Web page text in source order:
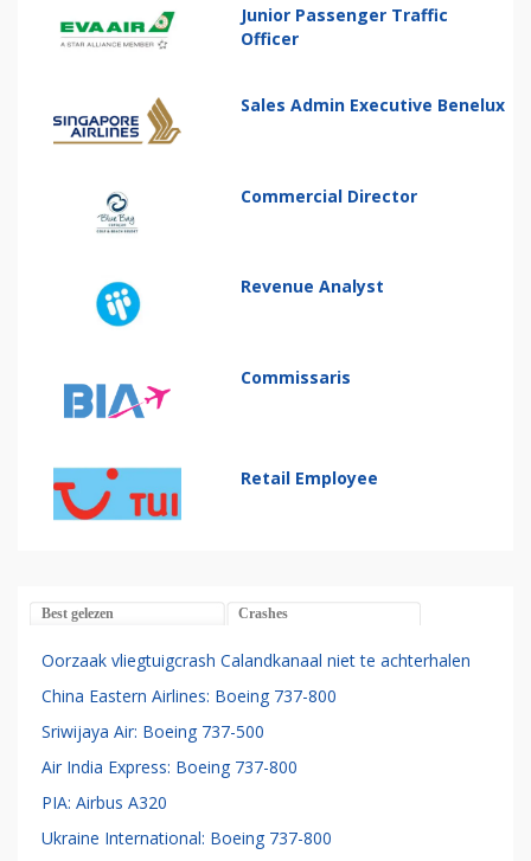
Junior Passenger Traffic
Officer
Sales Admin Executive Benelux
Commercial Director
Revenue Analyst
Commissaris
Retail Employee
Best gelezen Crashes
Oorzaak vliegtuigcrash Calandkanaal niet te achterhalen
China Eastern Airlines: Boeing 737-800
Sriwijaya Air: Boeing 737-500
Air India Express: Boeing 737-800
PIA: Airbus A320
Ukraine International: Boeing 737-800